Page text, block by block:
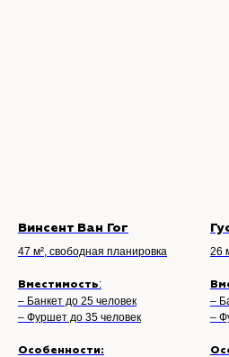
Винсент Ван Гог
47 м², свободная планировка
Вместимость:
– Банкет до 25 человек
– Фуршет до 35 человек
Особенности:
26
–
–